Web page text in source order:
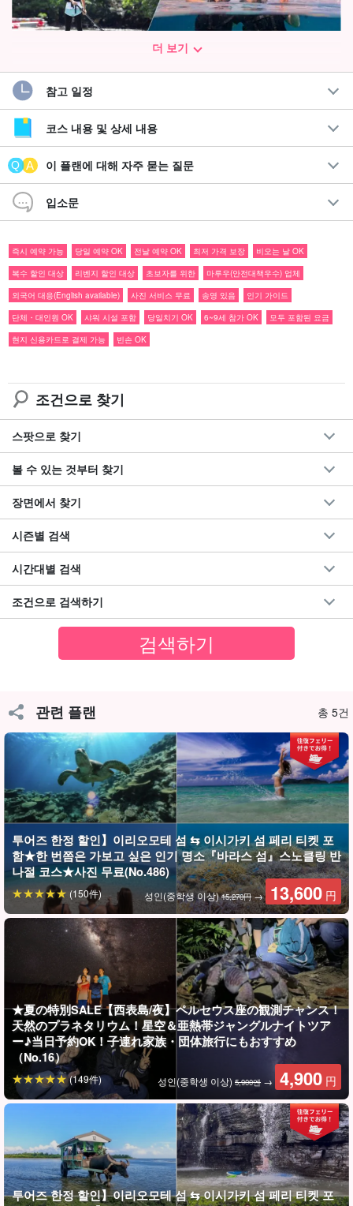
대인기 '바라스 섬'도 세트가 된 유익한 투어☆!
2대 명소 2곳을 2가지 액티비티로 만끽하자! 이시가키섬에 당일치
기로 참가할 수 있는 인기 1일 플랜입니다.
90% 이상이 정글에 둘러싸인 이리오모테 섬에서 SUP or 카누를 타
추천 포인트
关键词사진 데이터 무료 제공
투어 장비 무료 대여 포함
투어 참가자 특전 페이지 증정
이 플랜에서는 체험하고 싶은 액티비티를 선택할 수 있습니다. 사용
초보자도 쉽게 체험해 볼 수 있어요♪.
바라스 섬(일명 기적의 섬)에 가다
바라스 섬의 직경은 크지만,수십 미터밖에 없습니다. 시간이 지나면
조수 간만의 차이에 따라 서서히 바라섬의 모양이 변해간다.
발라스 섬 인근 해역을 '석서초호'라고 부른다,일본 최대 규모의 아
름다운 산호초가 펼쳐지는 포인트로 국립공원으로도 지정되어 있
다. 바다거북과 함께 수영할 수도 있다!
더 보기
참고 일정
코스 내용 및 상세 내용
이 플랜에 대해 자주 묻는 질문
입소문
즉시 예약 가능 당일 예약 OK 전날 예약 OK 최저 가격 보장
비오는 날 OK
복수 할인 대상
리벤지 할인 대상 초보자를 위한
마루우(안전대책우수) 업체
외국어 대응(English available)
사진 서비스 무료 송영 있음
인기 가이드
단체・대인원 OK
샤워 시설 포함 당일치기 OK 6~9세 참가 OK
모두 포함된 요금
현지 신용카드로 결제 가능
빈손 OK
조건으로 찾기
스팟으로 찾기
볼 수 있는 것부터 찾기
장면에서 찾기
시즌별 검색
시간대별 검색
조건으로 검색하기
관련 플랜 총 5건
투어즈 한정 할인】이리오모테 섬 ⇆ 이시가키 섬 페리 티켓 포
함★한 번쯤은 가보고 싶은 인기 명소『바라스 섬』스노클링 반
나절 코스★사진 무료(No.486)
성인(중학생 이상)15,270円→ 13,600 円
(150件)
★夏の特別SALE【西表島/夜】ペルセウス座の観測チャンス！
天然のプラネタリウム！星空＆亜熱帯ジャングルナイトツア
ー♪当日予約OK！子連れ家族・団体旅行にもおすすめ
（No.16）
성인(중학생 이상) 5,900엔 → 4,900 円
(149件)
투어즈 한정 할인】이리오모테 섬 ⇆ 이시가키 섬 페리 티켓 포